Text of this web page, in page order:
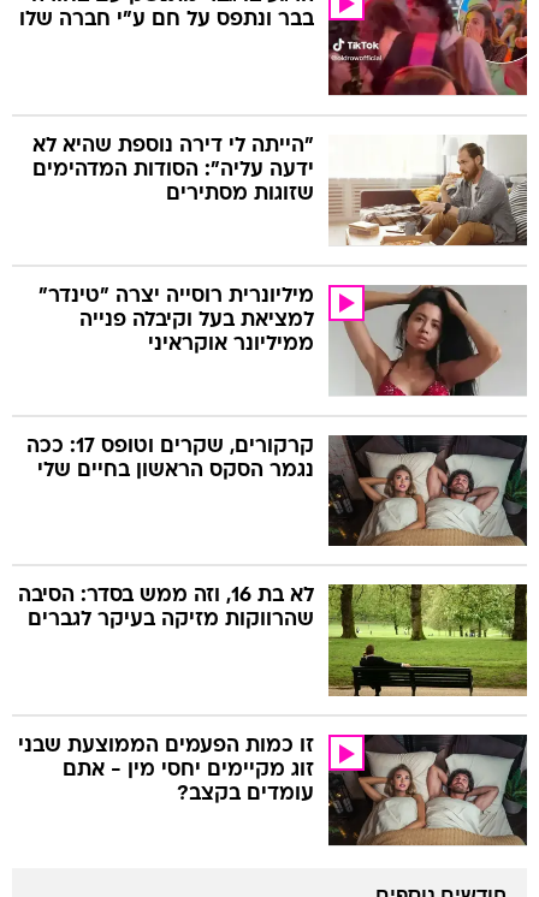
בבר ונתפס על חם ע"י חברה שלו
"הייתה לי דירה נוספת שהיא לא
ידעה עליה": הסודות המדהימים
שזוגות מסתירים
מיליונרית רוסייה יצרה "טינדר"
למציאת בעל וקיבלה פנייה
ממיליונר אוקראיני
קרקורים, שקרים וטופס 17: ככה
נגמר הסקס הראשון בחיים שלי
לא בת 16, וזה ממש בסדר: הסיבה
שהרווקות מזיקה בעיקר לגברים
זו כמות הפעמים הממוצעת שבני
זוג מקיימים יחסי מין - אתם
עומדים בקצב?